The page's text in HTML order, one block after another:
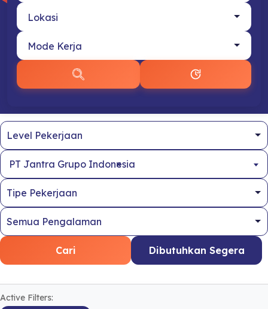
×
PT Jantra Grupo Indonesia
Cari Dibutuhkan Segera
Active Filters: